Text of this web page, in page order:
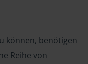
können, benötigen
Reihe von